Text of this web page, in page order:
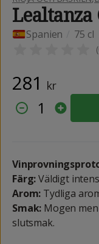
Lealtanza
Spanien 75 cl
(
281 kr
1
Färg:Väldigt
Arom: Tydliga
Smak: Mogen
slutsmak.